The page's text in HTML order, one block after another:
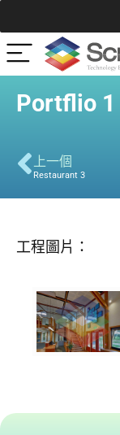
Portflio 1
上一個
Restaurant 3
工程圖片：